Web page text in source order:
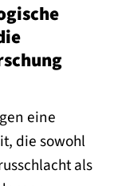
eine
die sowohl
als